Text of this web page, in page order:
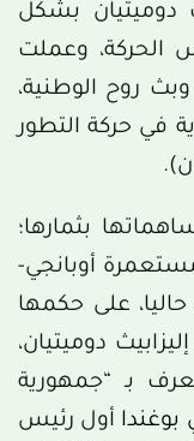
دوميتيان بشكل
الحركة، وعملت
روح الوطنية،
في حركة التطور
بثمارها؛
حصلت مستعمرة أوبانجي-
على حكمها
دوميتيان،
بـ “جمهورية
بوغندا أول رئيس